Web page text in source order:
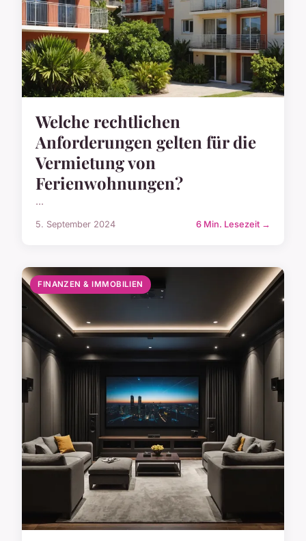
Welche rechtlichen
Anforderungen gelten für die
Vermietung von
Ferienwohnungen?
...
5. September 2024 6 Min. Lesezeit →
FINANZEN & IMMOBILIEN